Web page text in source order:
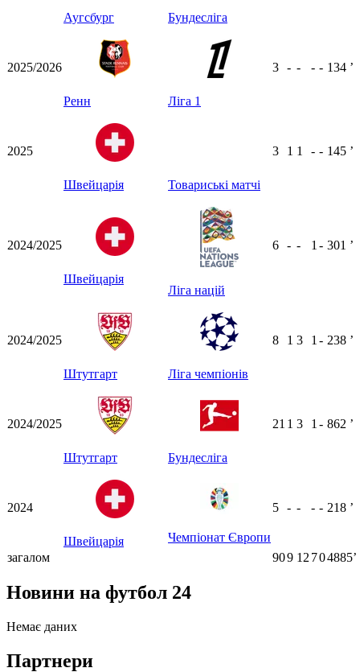
Аугсбург Бундесліга
2025/2026
Ренн Ліга 1
3 - - - - 134 ʼ
2025
Швейцарія Товариські матчі
3 1 1 - - 145 ʼ
2024/2025
Швейцарія
Ліга націй
6 - - 1 - 301 ʼ
2024/2025
Штутгарт Ліга чемпіонів
8 1 3 1 - 238 ʼ
2024/2025
Штутгарт Бундесліга
21 1 3 1 - 862 ʼ
2024
Швейцарія Чемпіонат Європи
5 - - - - 218 ʼ
загалом 909 12 704885ʼ
Новини на футбол 24
Немає даних
Партнери